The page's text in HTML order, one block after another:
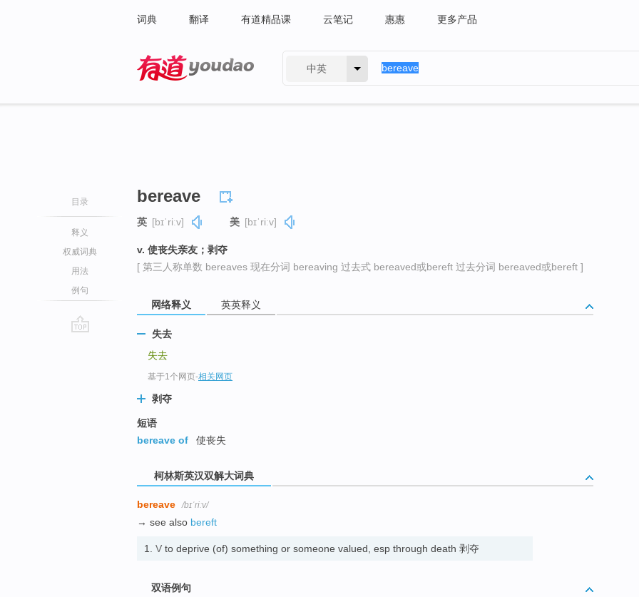
词典 翻译 有道精品课 云笔记 惠惠 更多产品
中英
目录
释义
权威词典
用法
例句
bereave
英 [bɪˈriːv] 美 [bɪˈriːv]
v. 使丧失亲友；剥夺
[ 第三人称单数 bereaves 现在分词 bereaving 过去式 bereaved或bereft 过去分词 bereaved或bereft ]
网络释义 英英释义
失去
失去
基于1个网页-相关网页
剥夺
短语
bereave of
使丧失
柯林斯英汉双解大词典
bereave /bɪˈriːv/
→ see also bereft
1. V to deprive (of) something or someone valued, esp through death 剥夺
双语例句